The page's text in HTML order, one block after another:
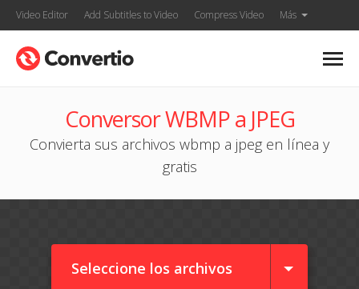
Video Editor Add Subtitles to Video Compress Video Más
Conversor WBMP a JPEG
Convierta sus archivos wbmp a jpeg en línea y
gratis
Seleccione los archivos